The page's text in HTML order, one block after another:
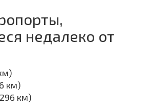
недалеко от
км)
км)